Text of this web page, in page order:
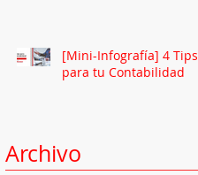
[Mini-Infografía] 4 Tips
para tu Contabilidad
Archivo